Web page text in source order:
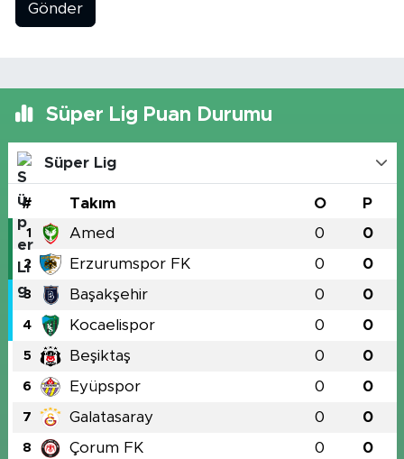
Gönder
Süper Lig Puan Durumu
Süper Lig
# Takım O P
1 Amed 0 0
2 Erzurumspor FK 0 0
3 Başakşehir 0 0
4 Kocaelispor 0 0
5 Beşiktaş 0 0
6 Eyüpspor 0 0
7 Galatasaray 0 0
8 Çorum FK 0 0